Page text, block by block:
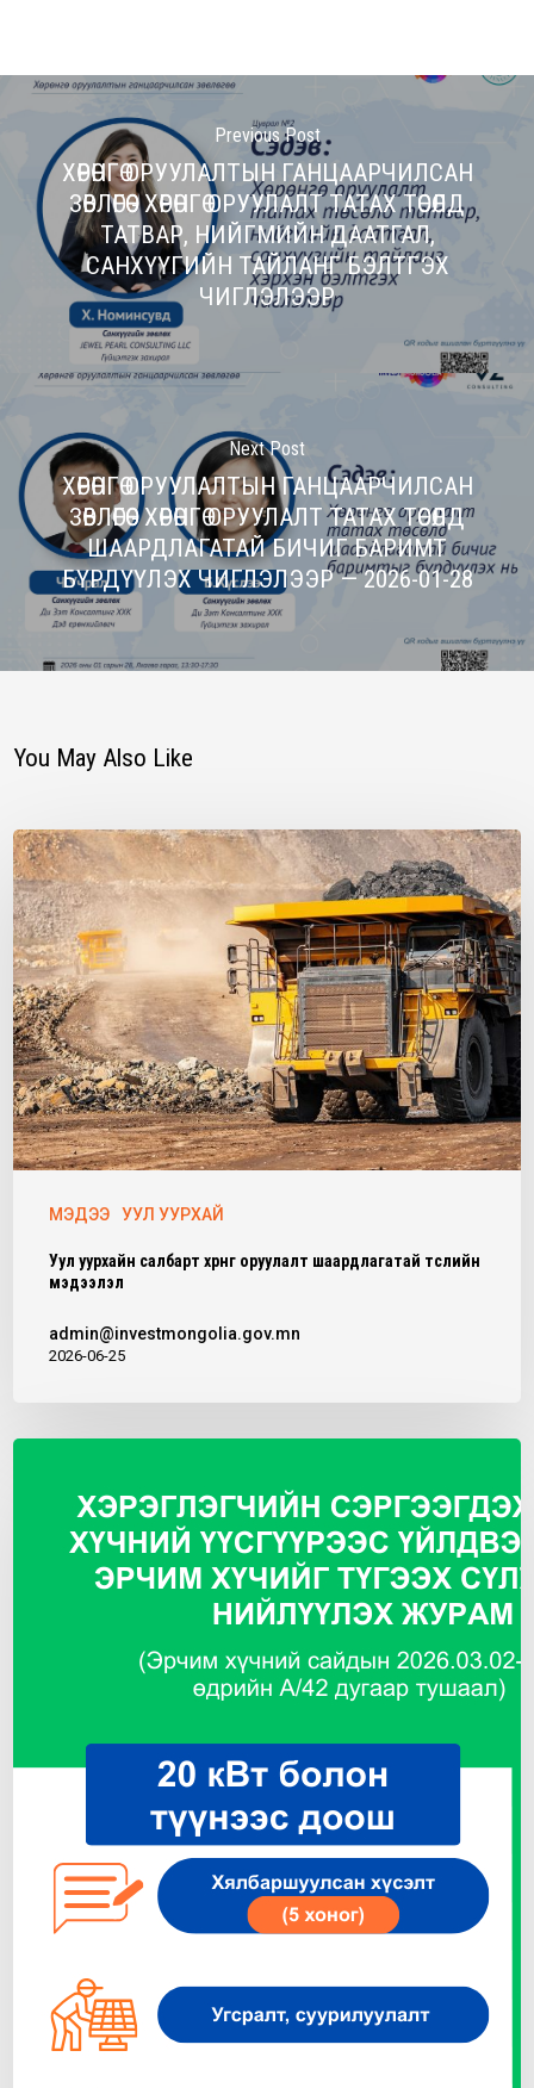
Previous Post
ХӨРӨНГӨ ОРУУЛАЛТЫН ГАНЦААРЧИЛСАН
ЗӨВЛӨГӨӨ - ХӨРӨНГӨ ОРУУЛАЛТ ТАТАХ ТӨСӨЛД
ТАТВАР, НИЙГМИЙН ДААТГАЛ,
САНХҮҮГИЙН ТАЙЛАНГ БЭЛТГЭХ
ЧИГЛЭЛЭЭР
Next Post
ХӨРӨНГӨ ОРУУЛАЛТЫН ГАНЦААРЧИЛСАН
ЗӨВЛӨГӨӨ - ХӨРӨНГӨ ОРУУЛАЛТ ТАТАХ ТӨСӨЛД
ШААРДЛАГАТАЙ БИЧИГ БАРИМТ
БҮРДҮҮЛЭХ ЧИГЛЭЛЭЭР — 2026-01-28
You May Also Like
МЭДЭЭ УУЛ УУРХАЙ
Уул уурхайн салбарт хөрөнгө оруулалт шаардлагатай төслийн
мэдээлэл
admin@investmongolia.gov.mn
2026-06-25